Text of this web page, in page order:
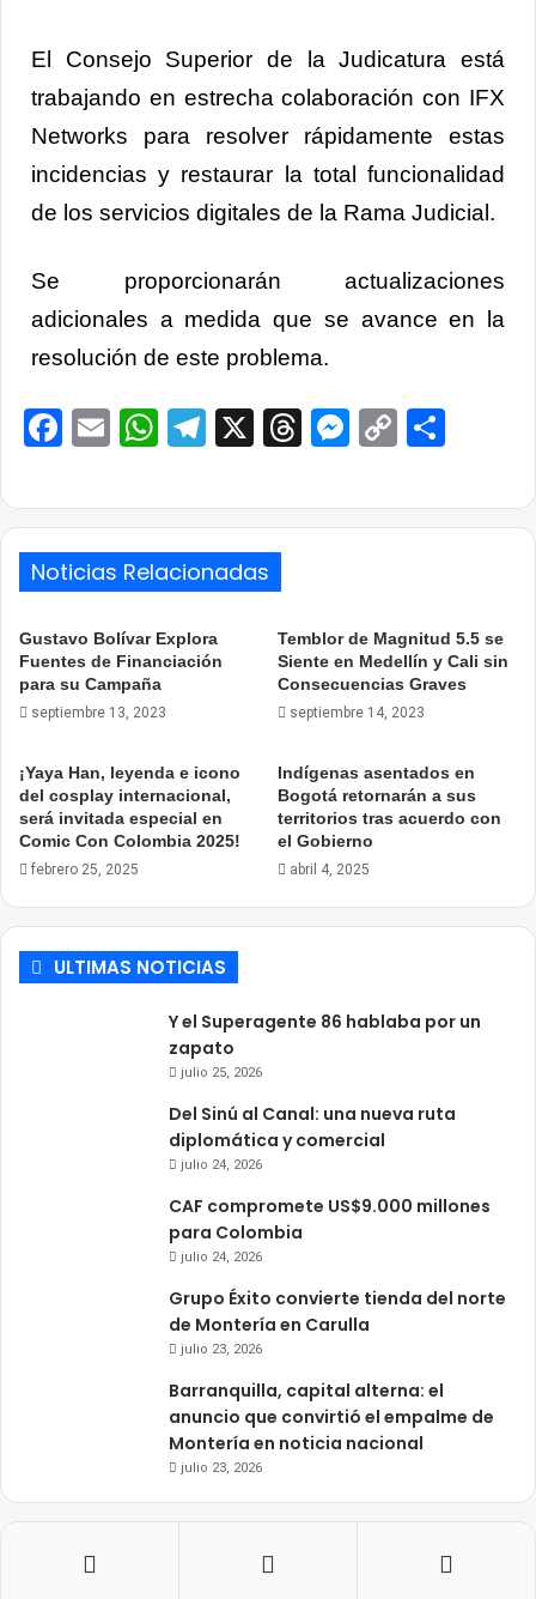
El Consejo Superior de la Judicatura está
trabajando en estrecha colaboración con IFX
Networks para resolver rápidamente estas
incidencias y restaurar la total funcionalidad
de los servicios digitales de la Rama Judicial.
Se proporcionarán actualizaciones
adicionales a medida que se avance en la
resolución de este problema.
Facebook
EmailWhatsApp
Telegram
X ThreadsCopy
Noticias Relacionadas
Gustavo Bolívar Explora
Fuentes de Financiación
para su Campaña
septiembre 13, 2023
Temblor de Magnitud 5.5 se
Siente en Medellín y Cali sin
Consecuencias Graves
septiembre 14, 2023
¡Yaya Han, leyenda e icono
del cosplay internacional,
será invitada especial en
Comic Con Colombia 2025!
febrero 25, 2025
Indígenas asentados en
Bogotá retornarán a sus
territorios tras acuerdo con
el Gobierno
abril 4, 2025
ULTIMAS NOTICIAS
Y el Superagente 86 hablaba por un
zapato
julio 25, 2026
Del Sinú al Canal: una nueva ruta
diplomática y comercial
julio 24, 2026
CAF compromete US$9.000 millones
para Colombia
julio 24, 2026
Grupo Éxito convierte tienda del norte
de Montería en Carulla
julio 23, 2026
Barranquilla, capital alterna: el
anuncio que convirtió el empalme de
Montería en noticia nacional
julio 23, 2026